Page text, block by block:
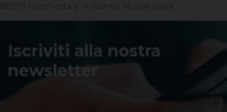
86070 Rocchetta a Volturno, Molise Italia
Iscriviti alla nostra
newsletter